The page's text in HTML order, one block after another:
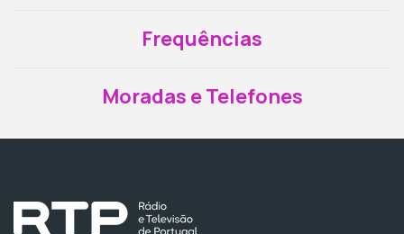
Frequências
Moradas e Telefones